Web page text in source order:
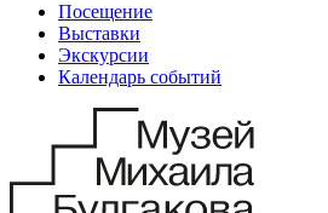
Посещение
Выставки
Экскурсии
Календарь событий